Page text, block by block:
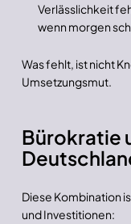
Verlässlichkeit
wenn morgen
Was fehlt, ist nicht
Umsetzungsmut.
Bürokratie
Diese Kombination
und Investitionen: